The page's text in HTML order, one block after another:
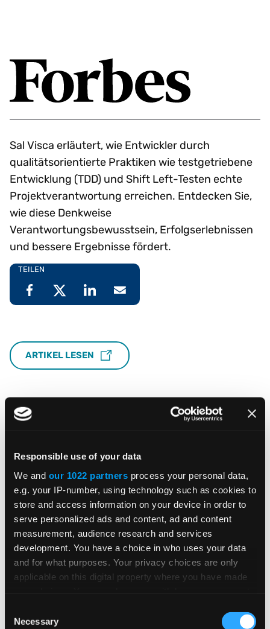
Responsible use of your data
We and our 1022 partners process your personal data,
e.g. your IP-number, using technology such as cookies to
store and access information on your device in order to
serve personalized ads and content, ad and content
measurement, audience research and services
development. You have a choice in who uses your data
and for what purposes. Your privacy choices are only
applicable on this digital property where you have made
the Privacy trigger icon.
Selection
Necessary
Sal Visca erläutert, wie Entwickler durch
qualitätsorientierte Praktiken wie testgetriebene
Entwicklung (TDD) und Shift Left-Testen echte
Projektverantwortung erreichen. Entdecken Sie,
wie diese Denkweise
Verantwortungsbewusstsein, Erfolgserlebnissen
und bessere Ergebnisse fördert.
TEILEN
ARTIKEL LESEN
Empfohlene Einblicke und
Ressourcen
ON-DEMAND-WEBCAST
Steuern direkt an der Quelle korrekt